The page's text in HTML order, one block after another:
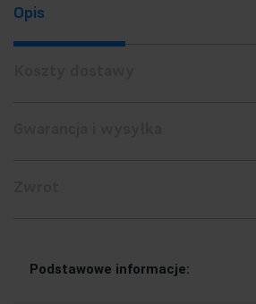
Opis
Podstawowe informacje: